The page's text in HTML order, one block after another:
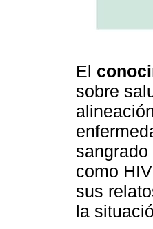
El
sobre
como
sus
la